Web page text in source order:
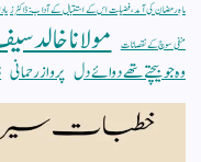
ماہِ رمضان کی آمد، فضیلت اس کے استقبال کے آداب : ڈاکٹر زیاد
منفی سوچ کے نقصانات مولانا خالد
وہ جو بیچتے تھے دوائے دل پرواز رحمانی